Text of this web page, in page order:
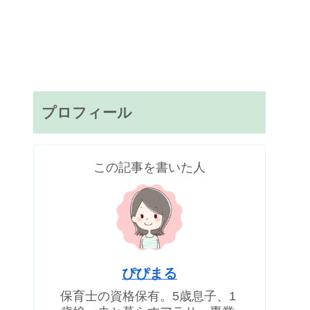
プロフィール
この記事を書いた人
ぴぴまる
保育士の資格保有。5歳息子、1